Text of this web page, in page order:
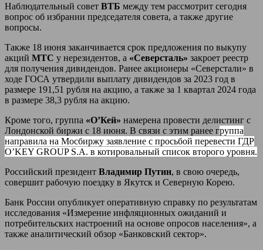
Наблюдательный совет ВТБ между тем рассмотрит сегодня
вопрос об избрании председателя совета, а также другие
вопросы.
Также 18 июня заканчивается срок предложения по выкупу
акций МТС у нерезидентов, а «Северсталь» закроет реестр
для получения дивидендов. Ранее акционеры «Северстали» в
ходе ГОСА утвердили выплату дивидендов за 2023 год в
размере 191,51 рубля на акцию, а также за 1 квартал 2024 года
в размере 38,3 рубля на акцию.
Кроме того, группа «О’Кей» намерена провести делистинг с
Лондонской биржи с 18 июня. В связи с этим ранее группа
направила на Мосбиржу заявление с просьбой перевести ГДР
O’KEY GROUP S.A. в котировальный список второго уровня.
Российский президент Владимир Путин, в свою очередь,
совершит рабочую поездку в Якутск и Северную Корею.
Банк России опубликует оперативную справку по результатам
исследования «Измерение инфляционных ожиданий и
потребительских настроений на основе опросов населения», а
также аналитический обзор «Банковский сектор».